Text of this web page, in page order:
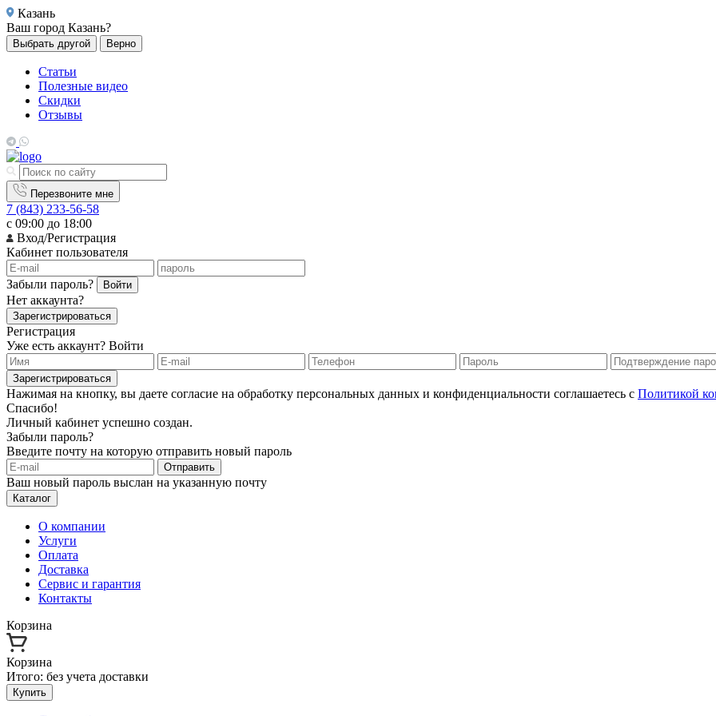
Казань
Ваш город Казань?
Выбрать другой Верно
Статьи
Полезные видео
Скидки
Отзывы
Перезвоните мне
7 (843) 233-56-58
с 09:00 до 18:00
Вход/Регистрация
Кабинет пользователя
Забыли пароль? Войти
Нет аккаунта?
Зарегистрироваться
Регистрация
Уже есть аккаунт? Войти
Зарегистрироваться
Нажимая на кнопку, вы даете согласие на обработку персональных данных и конфиденциальности соглашаетесь с Политикой
Спасибо!
Личный кабинет успешно создан.
Забыли пароль?
Введите почту на которую отправить новый пароль
Отправить
Ваш новый пароль выслан на указанную почту
Каталог
О компании
Услуги
Оплата
Доставка
Сервис и гарантия
Контакты
Корзина
Корзина
Итого: без учета доставки
Купить